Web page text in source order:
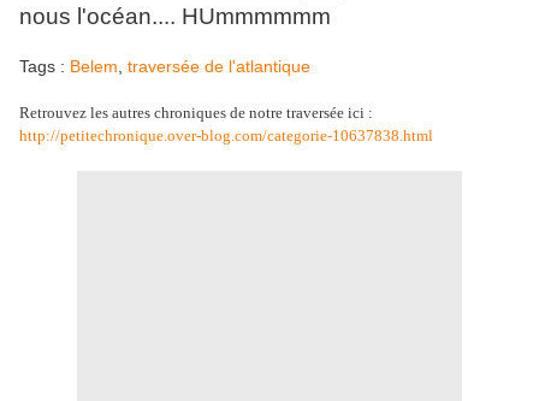
nous l'océan.... HUmmmmmm
Tags : Belem traversée de l'atlantique
Retrouvez les autres chroniques de notre traversée ici :
http://petitechronique.over-blog.com/categorie-10637838.html